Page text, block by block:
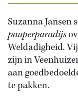
Suzanna Jansen
pauperparadijs
Weldadigheid.
zijn in
aan
te pakken.